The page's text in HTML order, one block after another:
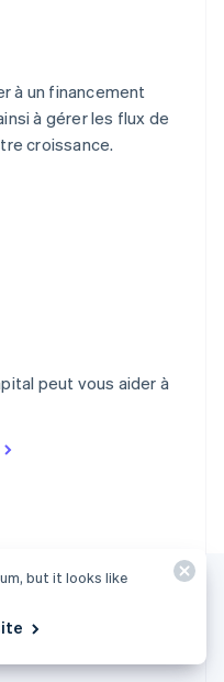
à un financement
à gérer les flux de
croissance.
peut vous aider à
but it looks like